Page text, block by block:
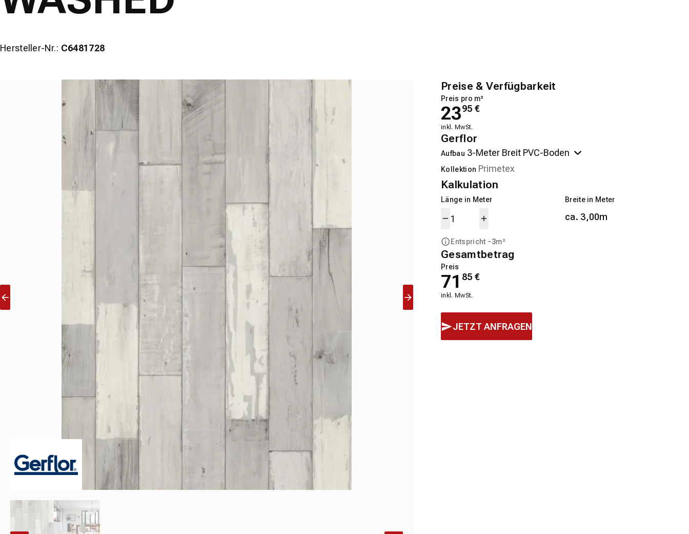
Hersteller-Nr.: C6481728
Preise & Verfügbarkeit
Preis pro m²
2395 €
inkl. MwSt.
Gerflor
Aufbau
Kollektion
Kalkulation
Länge in Meter
Entspricht ~3m²
Breite in Meter
ca. 3,00m
Gesamtbetrag
Preis
71 85 €
inkl. MwSt.
JETZT ANFRAGEN